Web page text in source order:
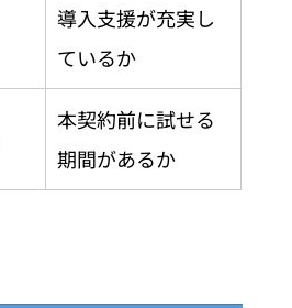
導入支援が充実し
ているか
本契約前に試せる
期間があるか